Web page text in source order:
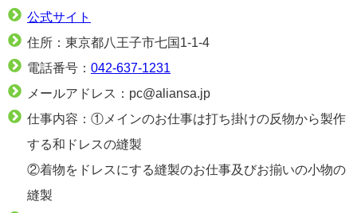
公式サイト
住所：東京都八王子市七国1-1-4
電話番号： 042-637-1231
メールアドレス：pc@aliansa.jp
仕事内容：①メインのお仕事は打ち掛けの反物から製作
する和ドレスの縫製
②着物をドレスにする縫製のお仕事及びお揃いの小物の
縫製